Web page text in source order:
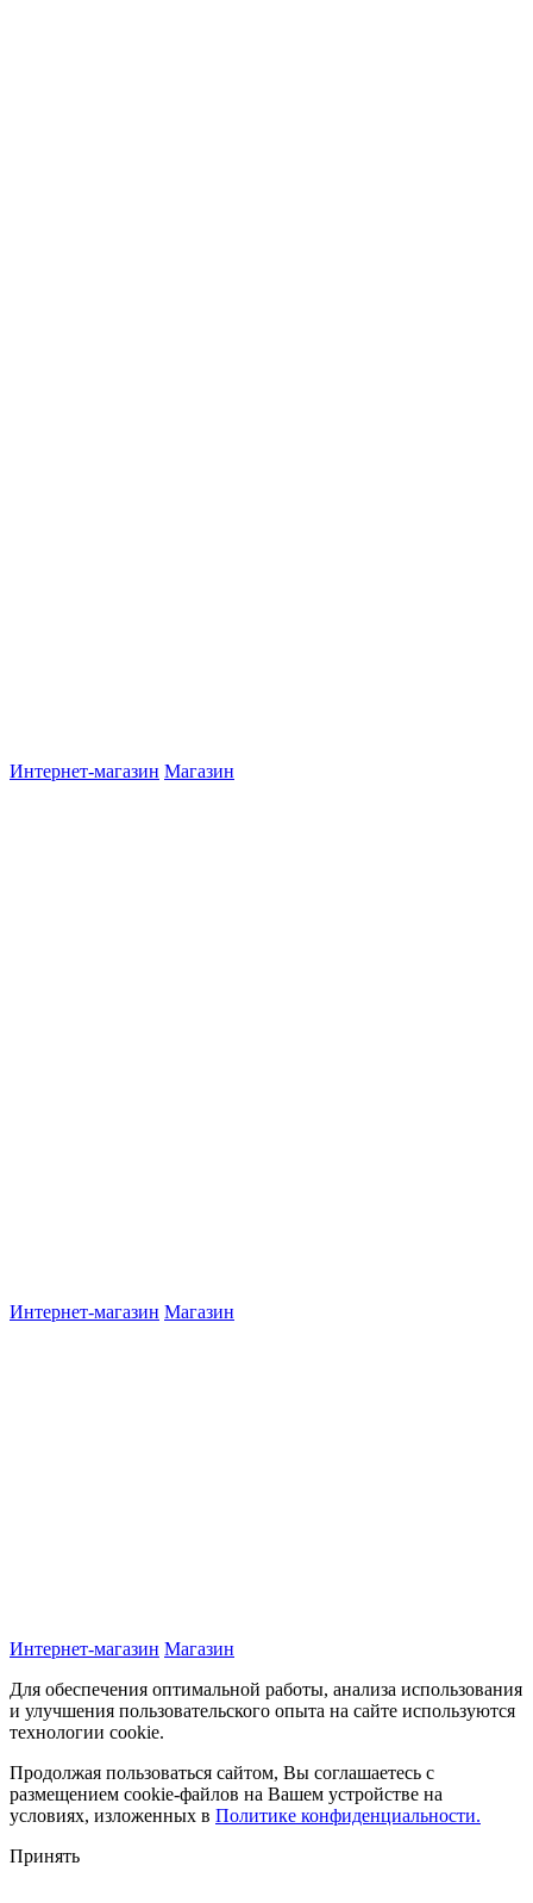
Интернет-магазин Магазин
Интернет-магазин Магазин
Интернет-магазин Магазин
Для обеспечения оптимальной работы, анализа использования
и улучшения пользовательского опыта на сайте используются
технологии cookie.
Продолжая пользоваться сайтом, Вы соглашаетесь с
размещением cookie-файлов на Вашем устройстве на
условиях, изложенных в Политике конфиденциальности.
Принять